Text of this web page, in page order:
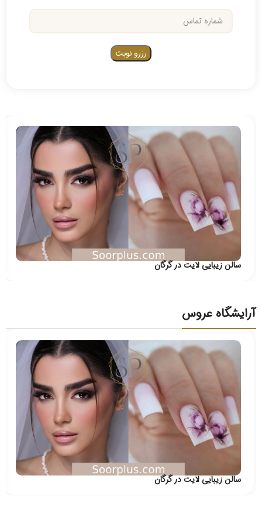
سالن زیبایی لایت در گرگان
آرایشگاه عروس
سالن زیبایی لایت در گرگان